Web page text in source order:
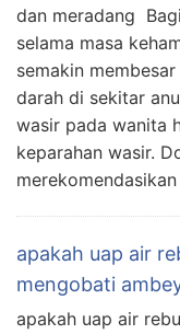
dan meradang
selama masa
semakin
darah di sekitar
wasir pada wanita
keparahan wasir.
apakah uap air
mengobati
apakah uap air